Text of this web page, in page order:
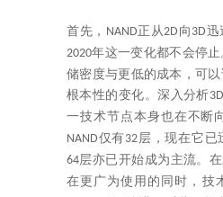
首先， NAND正从2D 向 3D迅
2020年这一变化都不会停
储密度与更低的成本，可
根本性的变化。深入分析
一技术节点本身也在不断
NAND仅有32层，现在它已
64层亦已开始成为主流。在
在更广为使用的同时，技